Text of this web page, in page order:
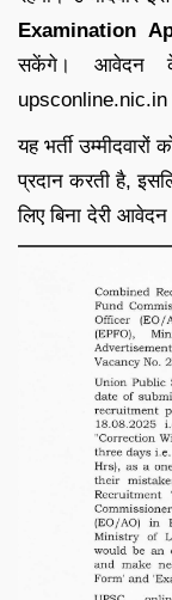
Examination
सकेंगे। आवेदन
upsconline.nic.in
यह भर्ती
प्रदान करती है,
लिए बिना देरी